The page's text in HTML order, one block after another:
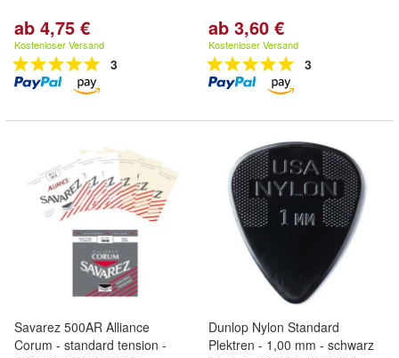
ab 4,75 €
Kostenloser Versand
3
ab 3,60 €
Kostenloser Versand
3
Savarez 500AR Alliance
Corum - standard tension -
Dunlop Nylon Standard
Plektren - 1,00 mm - schwarz